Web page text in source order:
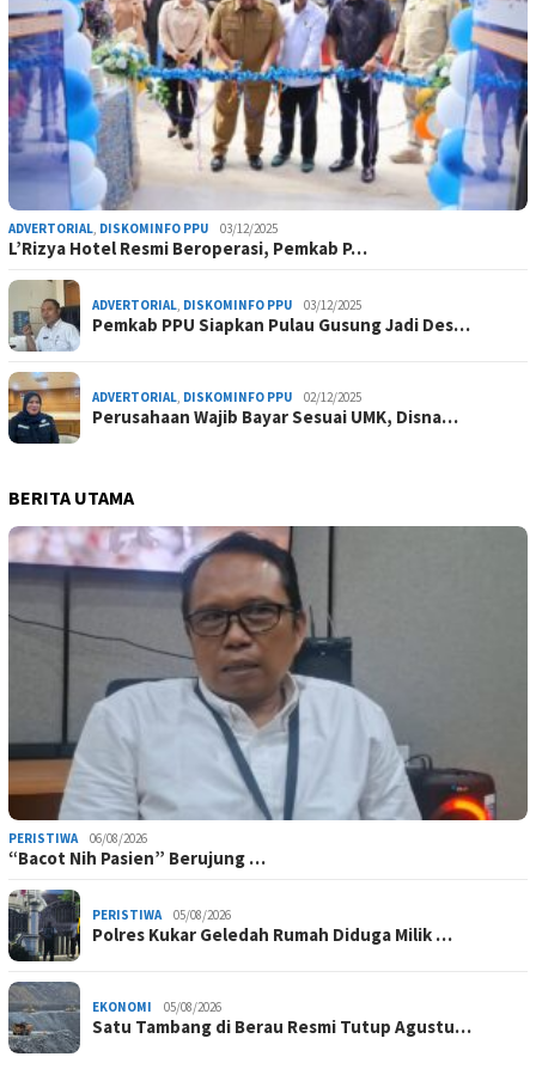
ADVERTORIAL, DISKOMINFO PPU 03/12/2025
L’Rizya Hotel Resmi Beroperasi, Pemkab P…
ADVERTORIAL, DISKOMINFO PPU 03/12/2025
Pemkab PPU Siapkan Pulau Gusung Jadi Des…
ADVERTORIAL, DISKOMINFO PPU 02/12/2025
Perusahaan Wajib Bayar Sesuai UMK, Disna…
BERITA UTAMA
PERISTIWA 06/08/2026
“Bacot Nih Pasien” Berujung …
PERISTIWA 05/08/2026
Polres Kukar Geledah Rumah Diduga Milik …
EKONOMI 05/08/2026
Satu Tambang di Berau Resmi Tutup Agustu…